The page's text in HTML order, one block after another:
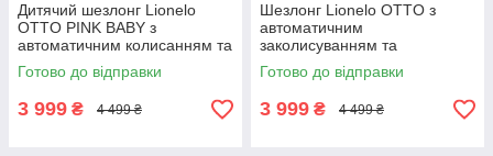
Дитячий шезлонг Lionelo
OTTO PINK BABY з
автоматичним колисанням та
мелодіями для спокійного
відпочинку малюка
Готово до відправки
3 999 ₴ 4 499 ₴
Шезлонг Lionelo OTTO з
автоматичним
заколисуванням та
мелодіями для спокійного
відпочинку вашого малюка
вдома вдень
Готово до відправки
3 999 ₴ 4 499 ₴